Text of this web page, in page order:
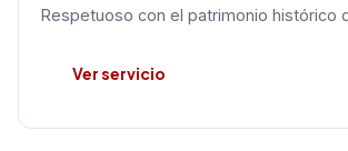
Respetuoso con el patrimonio histórico
Ver servicio